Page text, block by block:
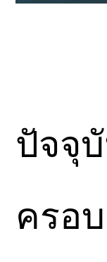
ปัจจุ
ครอ